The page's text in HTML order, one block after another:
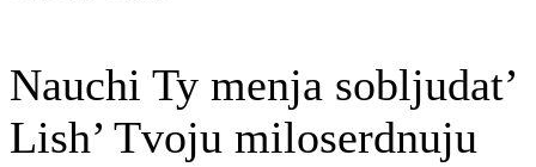
Nauchi Ty menja sobljudat’
Lish’ Tvoju miloserdnuju